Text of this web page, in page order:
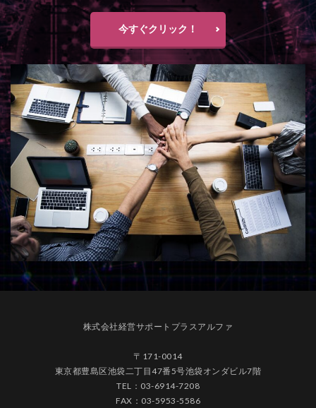
今すぐクリック！
株式会社経営サポートプラスアルファ
〒171-0014
東京都豊島区池袋二丁目47番5号池袋オンダビル7階
TEL：03-6914-7208
FAX：03-5953-5586